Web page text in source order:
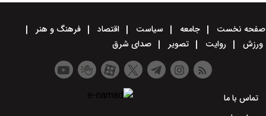
صفحه نخست جامعه سیاست اقتصاد
فرهنگ و هنر
ورزش
روایت تصویر صدای شرق
تماس با ما